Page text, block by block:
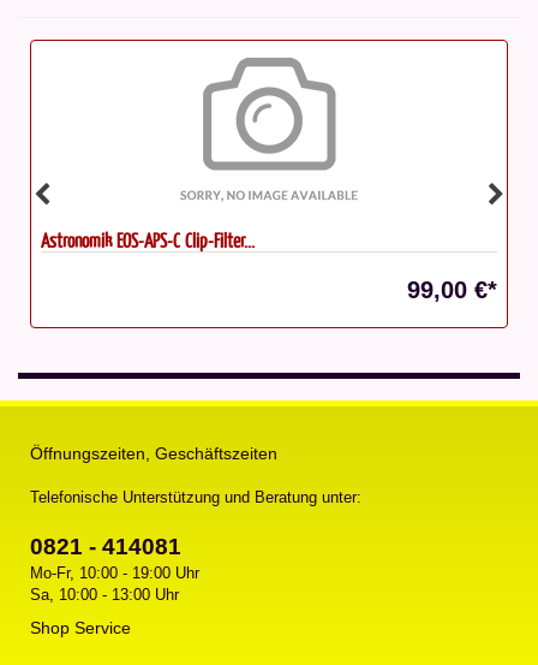
SkyWatcher Evoguide 50ED
285,00
Öffnungszeiten, Geschäftszeiten
Telefonische Unterstützung und Beratung unter:
0821 - 414081
Mo-Fr, 10:00 - 19:00 Uhr
Sa, 10:00 - 13:00 Uhr
Shop Service